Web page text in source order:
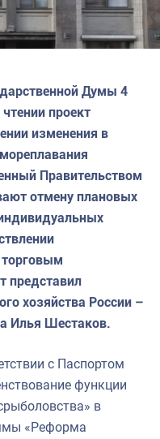
Думы 4
проект
изменения в
Правительством
отмену плановых
торговым
представил
хозяйства России –
Илья Шестаков.
с Паспортом
функции
в
«Реформа